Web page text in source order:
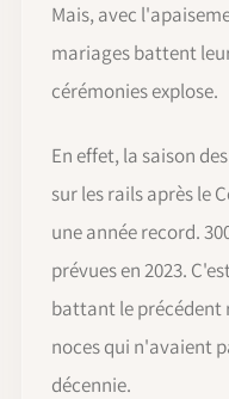
Mais, avec
mariages battent
cérémonies explose.
En effet, la saison
sur les rails après le
une année record.
prévues en 2023.
battant le précédent
noces qui n'avaient
décennie.